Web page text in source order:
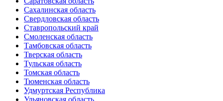
Сахалинская область
Свердловская область
Ставропольский край
Смоленская область
Тамбовская область
Тверская область
Тульская область
Томская область
Тюменская область
Удмуртская Республика
Ульяновская область